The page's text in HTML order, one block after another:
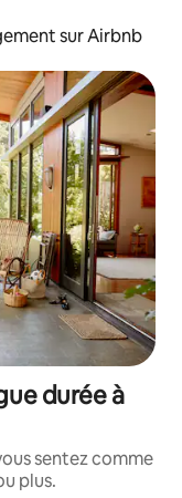
sur Airbnb
durée à
sentez comme
plus.